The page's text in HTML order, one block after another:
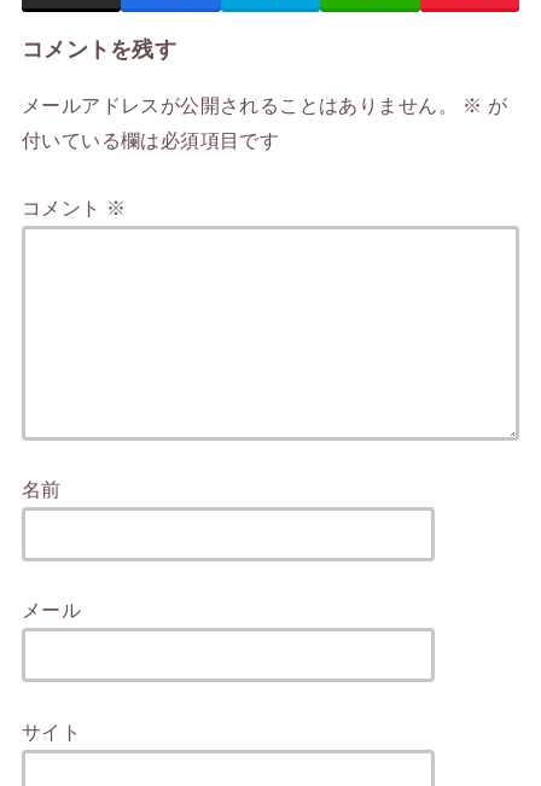
コメントを残す
メールアドレスが公開されることはありません。 ※ が
付いている欄は必須項目です
コメント ※
名前
メール
サイト